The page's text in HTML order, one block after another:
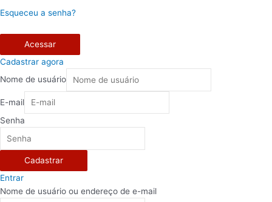
Esqueceu a senha?
Acessar
Cadastrar agora
Nome de usuário
E-mail
Senha
Cadastrar
Entrar
Nome de usuário ou endereço de e-mail